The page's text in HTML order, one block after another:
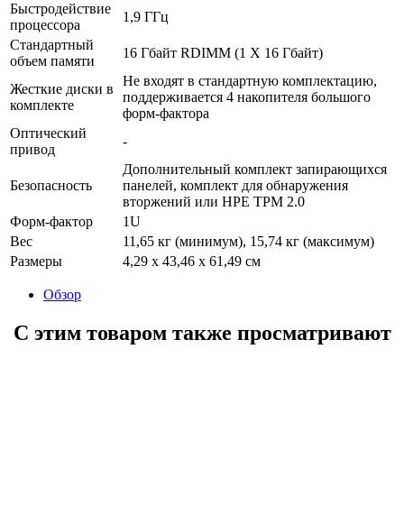
Быстродействие
процессора
1,9 ГГц
Стандартный
объем памяти
16 Гбайт RDIMM (1 X 16 Гбайт)
Жесткие диски в
комплекте
Не входят в стандартную комплектацию,
поддерживается 4 накопителя большого
форм-фактора
Оптический
привод
-
Безопасность
Дополнительный комплект запирающихся
панелей, комплект для обнаружения
вторжений или HPE TPM 2.0
Форм-фактор
1U
Вес
11,65 кг (минимум), 15,74 кг (максимум)
Размеры
4,29 x 43,46 x 61,49 см
Обзор
С этим товаром также просматривают